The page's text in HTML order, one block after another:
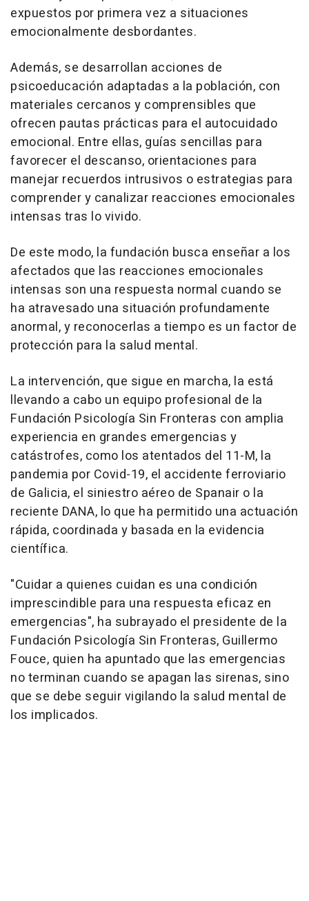
expuestos por primera vez a situaciones
emocionalmente desbordantes.
Además, se desarrollan acciones de
psicoeducación adaptadas a la población, con
materiales cercanos y comprensibles que
ofrecen pautas prácticas para el autocuidado
emocional. Entre ellas, guías sencillas para
favorecer el descanso, orientaciones para
manejar recuerdos intrusivos o estrategias para
comprender y canalizar reacciones emocionales
intensas tras lo vivido.
De este modo, la fundación busca enseñar a los
afectados que las reacciones emocionales
intensas son una respuesta normal cuando se
ha atravesado una situación profundamente
anormal, y reconocerlas a tiempo es un factor de
protección para la salud mental.
La intervención, que sigue en marcha, la está
llevando a cabo un equipo profesional de la
Fundación Psicología Sin Fronteras con amplia
experiencia en grandes emergencias y
catástrofes, como los atentados del 11-M, la
pandemia por Covid-19, el accidente ferroviario
de Galicia, el siniestro aéreo de Spanair o la
reciente DANA, lo que ha permitido una actuación
rápida, coordinada y basada en la evidencia
científica.
"Cuidar a quienes cuidan es una condición
imprescindible para una respuesta eficaz en
emergencias", ha subrayado el presidente de la
Fundación Psicología Sin Fronteras, Guillermo
Fouce, quien ha apuntado que las emergencias
no terminan cuando se apagan las sirenas, sino
que se debe seguir vigilando la salud mental de
los implicados.